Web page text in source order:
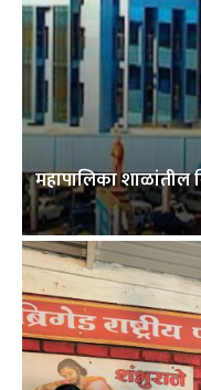
महापालिका शाळांतील